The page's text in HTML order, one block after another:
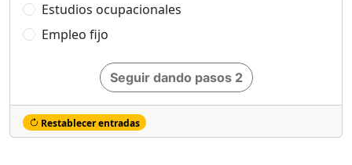
Estudios ocupacionales
Empleo fijo
Seguir dando pasos 2
Restablecer entradas